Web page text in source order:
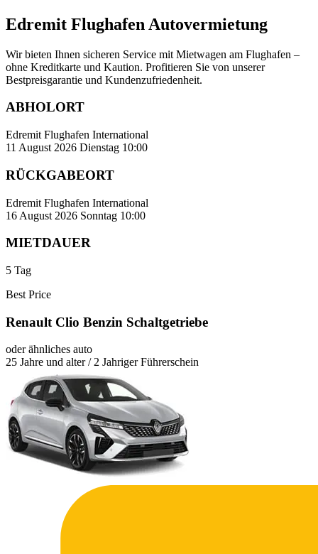
Edremit Flughafen Autovermietung
Wir bieten Ihnen sicheren Service mit Mietwagen am Flughafen –
ohne Kreditkarte und Kaution. Profitieren Sie von unserer
Bestpreisgarantie und Kundenzufriedenheit.
ABHOLORT
Edremit Flughafen International
11 August 2026 Dienstag 10:00
RÜCKGABEORT
Edremit Flughafen International
16 August 2026 Sonntag 10:00
MIETDAUER
5 Tag
Best Price
Renault Clio Benzin Schaltgetriebe
oder ähnliches auto
25 Jahre und alter / 2 Jahriger Führerschein